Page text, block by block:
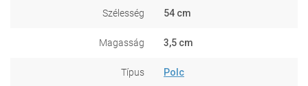
Szélesség 54 cm
Magasság 3,5 cm
Típus Polc